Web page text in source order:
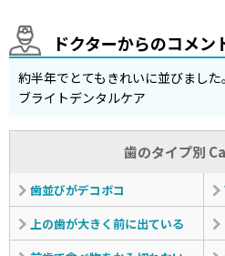
ドクターからのコメン
約半年でとてもきれいに並びました。
ブライトデンタルケア
歯のタイプ別
歯並びがデコボコ
上の歯が大きく前に出ている